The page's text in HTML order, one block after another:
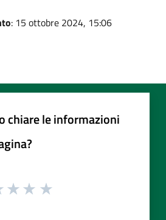
: 15 ottobre 2024, 15:06
chiare le informazioni